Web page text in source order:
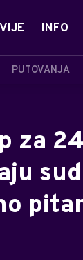
INFO
PUTOVANJA
za